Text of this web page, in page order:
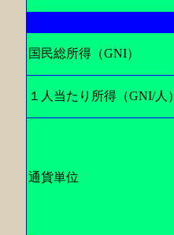
国民総所得（GNI）
１人当たり所得（GNI/人）
通貨単位